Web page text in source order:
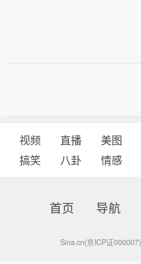
视频 直播 美图
搞笑
八卦 情感
首页 导航
Sina.cn(京ICP证000007)